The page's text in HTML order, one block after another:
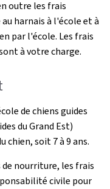
outre les frais
harnais à l'école et à
par l'école. Les frais
à votre charge.
de chiens guides
du Grand Est)
chien, soit 7 à 9 ans.
nourriture, les frais
civile pour